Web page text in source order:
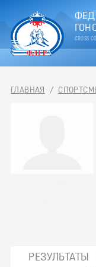
CROSS
ГЛАВНАЯ /
РЕЗУЛЬТАТЫ